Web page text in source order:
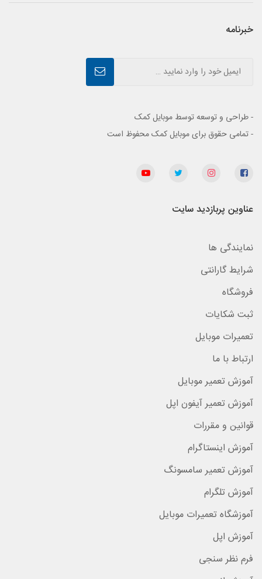
خبرنامه
- طراحی و توسعه توسط موبایل کمک
- تمامی حقوق برای موبایل کمک محفوظ است
عناوین پربازدید سایت
نمایندگی ها
شرایط گارانتی
فروشگاه
ثبت شکایات
تعمیرات موبایل
ارتباط با ما
آموزش تعمیر موبایل
آموزش تعمیر آیفون اپل
قوانین و مقررات
آموزش اینستاگرام
آموزش تعمیر سامسونگ
آموزش تلگرام
آموزشگاه تعمیرات موبایل
آموزش اپل
فرم نظر سنجی